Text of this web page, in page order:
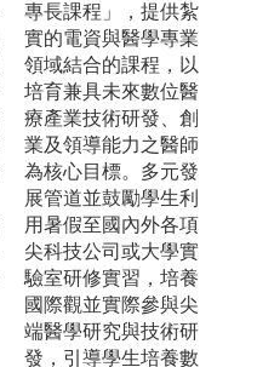
專長課程」，提供紮
實的電資與醫學專業
領域結合的課程，以
培育兼具未來數位醫
療產業技術研發、創
業及領導能力之醫師
為核心目標。多元發
展管道並鼓勵學生利
用暑假至國內外各項
尖科技公司或大學實
驗室研修實習，培養
國際觀並實際參與尖
端醫學研究與技術研
發，引導學生培養數